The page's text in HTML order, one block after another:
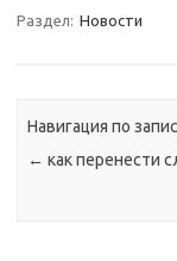
Раздел: Новости
Навигация по
← как перенести